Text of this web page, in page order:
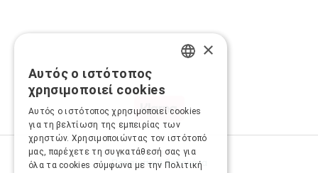
Προσωπικά δεδομένα
×
Αυτός ο ιστότοπος
χρησιμοποιεί cookies
Αυτός ο ιστότοπος χρησιμοποιεί cookies
για τη βελτίωση της εμπειρίας των
χρηστών. Χρησιμοποιώντας τον ιστότοπό
μας, παρέχετε τη συγκατάθεσή σας για
όλα τα cookies σύμφωνα με την Πολιτική